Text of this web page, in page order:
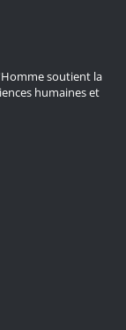
soutient la
humaines et